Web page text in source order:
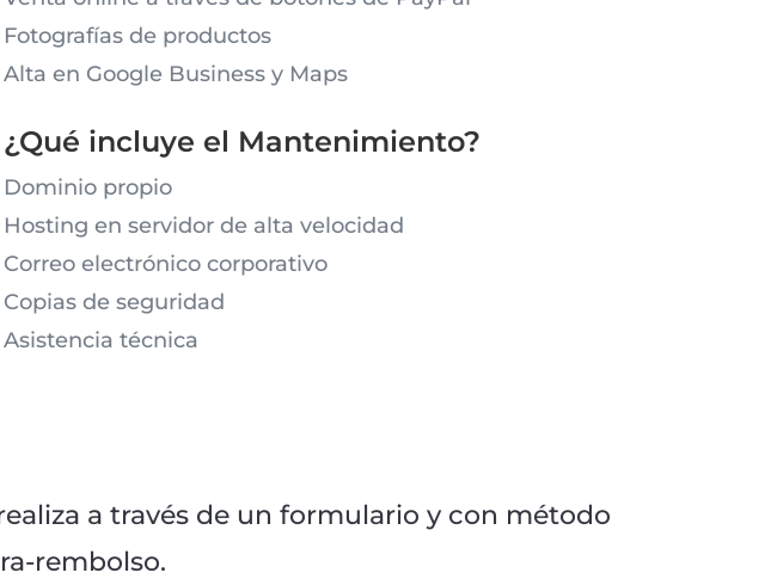
Fotografías de productos
Alta en Google Business y Maps
¿Qué incluye el Mantenimiento?
Dominio propio
Hosting en servidor de alta velocidad
Correo electrónico corporativo
Copias de seguridad
Asistencia técnica
a través de un formulario y con método
rembolso.